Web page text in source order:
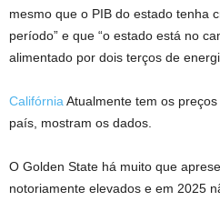
mesmo que o PIB do estado tenha
período” e que “o estado está no
alimentado por dois terços de
Califórnia Atualmente tem os
país, mostram os dados.
O Golden State há muito que
notoriamente elevados e em 2025